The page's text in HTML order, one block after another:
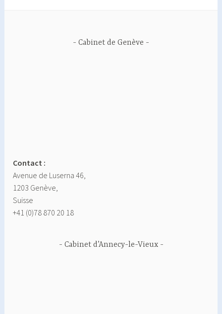
Cabinet de Genève
Contact :
Avenue de Luserna 46,
1203 Genève,
Suisse
+41 (0)78 870 20 18
Cabinet d’Annecy-le-Vieux